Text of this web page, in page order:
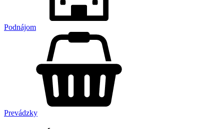
Podnájom
Prevádzky